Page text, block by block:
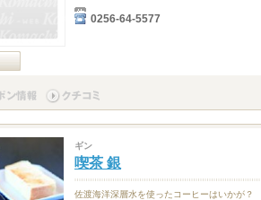
0256-64-5577
ギン
喫茶 銀
佐渡海洋深層水を使ったコーヒーはいかが？